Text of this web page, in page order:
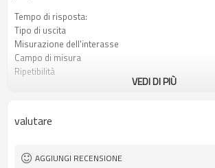
Tempo di risposta:
Tipo di uscita
Misurazione dell'interasse
Campo di misura
Ripetibilità
12~24 V CC±10%,
VEDI DI PIÙ
valutare
AGGIUNGI RECENSIONE